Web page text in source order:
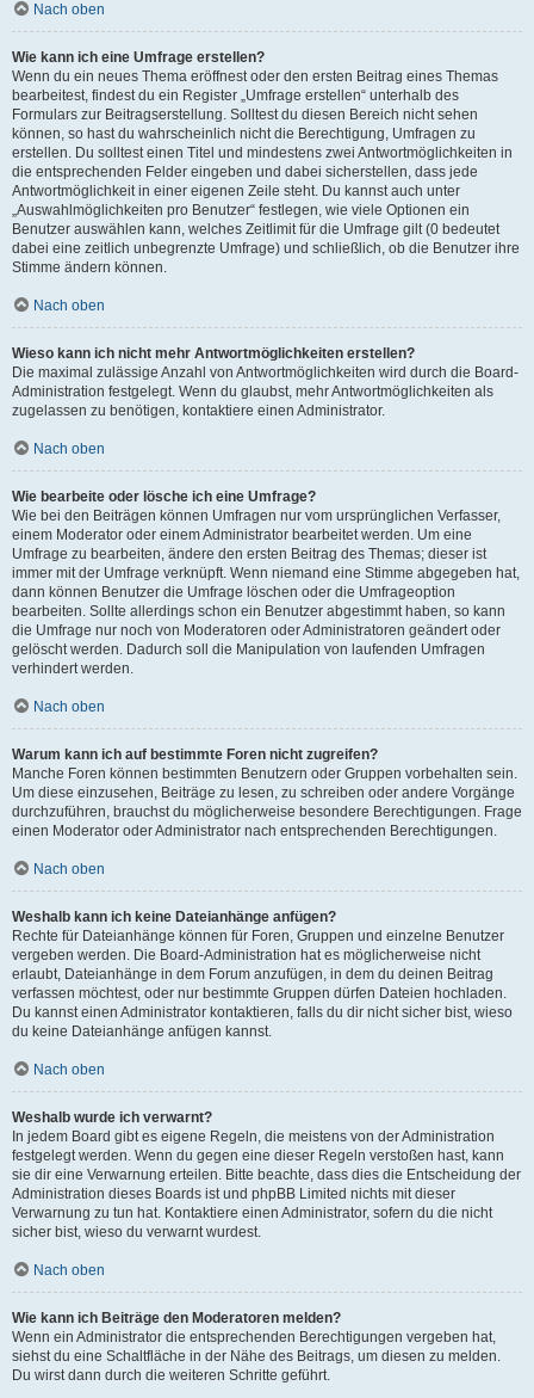
Nach oben
Wie kann ich eine Umfrage erstellen?
Wenn du ein neues Thema eröffnest oder den ersten Beitrag eines Themas
bearbeitest, findest du ein Register „Umfrage erstellen“ unterhalb des
Formulars zur Beitragserstellung. Solltest du diesen Bereich nicht sehen
können, so hast du wahrscheinlich nicht die Berechtigung, Umfragen zu
erstellen. Du solltest einen Titel und mindestens zwei Antwortmöglichkeiten in
die entsprechenden Felder eingeben und dabei sicherstellen, dass jede
Antwortmöglichkeit in einer eigenen Zeile steht. Du kannst auch unter
„Auswahlmöglichkeiten pro Benutzer“ festlegen, wie viele Optionen ein
Benutzer auswählen kann, welches Zeitlimit für die Umfrage gilt (0 bedeutet
dabei eine zeitlich unbegrenzte Umfrage) und schließlich, ob die Benutzer ihre
Stimme ändern können.
Nach oben
Wieso kann ich nicht mehr Antwortmöglichkeiten erstellen?
Die maximal zulässige Anzahl von Antwortmöglichkeiten wird durch die Board-
Administration festgelegt. Wenn du glaubst, mehr Antwortmöglichkeiten als
zugelassen zu benötigen, kontaktiere einen Administrator.
Nach oben
Wie bearbeite oder lösche ich eine Umfrage?
Wie bei den Beiträgen können Umfragen nur vom ursprünglichen Verfasser,
einem Moderator oder einem Administrator bearbeitet werden. Um eine
Umfrage zu bearbeiten, ändere den ersten Beitrag des Themas; dieser ist
immer mit der Umfrage verknüpft. Wenn niemand eine Stimme abgegeben hat,
dann können Benutzer die Umfrage löschen oder die Umfrageoption
bearbeiten. Sollte allerdings schon ein Benutzer abgestimmt haben, so kann
die Umfrage nur noch von Moderatoren oder Administratoren geändert oder
gelöscht werden. Dadurch soll die Manipulation von laufenden Umfragen
verhindert werden.
Nach oben
Warum kann ich auf bestimmte Foren nicht zugreifen?
Manche Foren können bestimmten Benutzern oder Gruppen vorbehalten sein.
Um diese einzusehen, Beiträge zu lesen, zu schreiben oder andere Vorgänge
durchzuführen, brauchst du möglicherweise besondere Berechtigungen. Frage
einen Moderator oder Administrator nach entsprechenden Berechtigungen.
Nach oben
Weshalb kann ich keine Dateianhänge anfügen?
Rechte für Dateianhänge können für Foren, Gruppen und einzelne Benutzer
vergeben werden. Die Board-Administration hat es möglicherweise nicht
erlaubt, Dateianhänge in dem Forum anzufügen, in dem du deinen Beitrag
verfassen möchtest, oder nur bestimmte Gruppen dürfen Dateien hochladen.
Du kannst einen Administrator kontaktieren, falls du dir nicht sicher bist, wieso
du keine Dateianhänge anfügen kannst.
Nach oben
Weshalb wurde ich verwarnt?
In jedem Board gibt es eigene Regeln, die meistens von der Administration
festgelegt werden. Wenn du gegen eine dieser Regeln verstoßen hast, kann
sie dir eine Verwarnung erteilen. Bitte beachte, dass dies die Entscheidung der
Administration dieses Boards ist und phpBB Limited nichts mit dieser
Verwarnung zu tun hat. Kontaktiere einen Administrator, sofern du die nicht
sicher bist, wieso du verwarnt wurdest.
Nach oben
Wie kann ich Beiträge den Moderatoren melden?
Wenn ein Administrator die entsprechenden Berechtigungen vergeben hat,
siehst du eine Schaltfläche in der Nähe des Beitrags, um diesen zu melden.
Du wirst dann durch die weiteren Schritte geführt.